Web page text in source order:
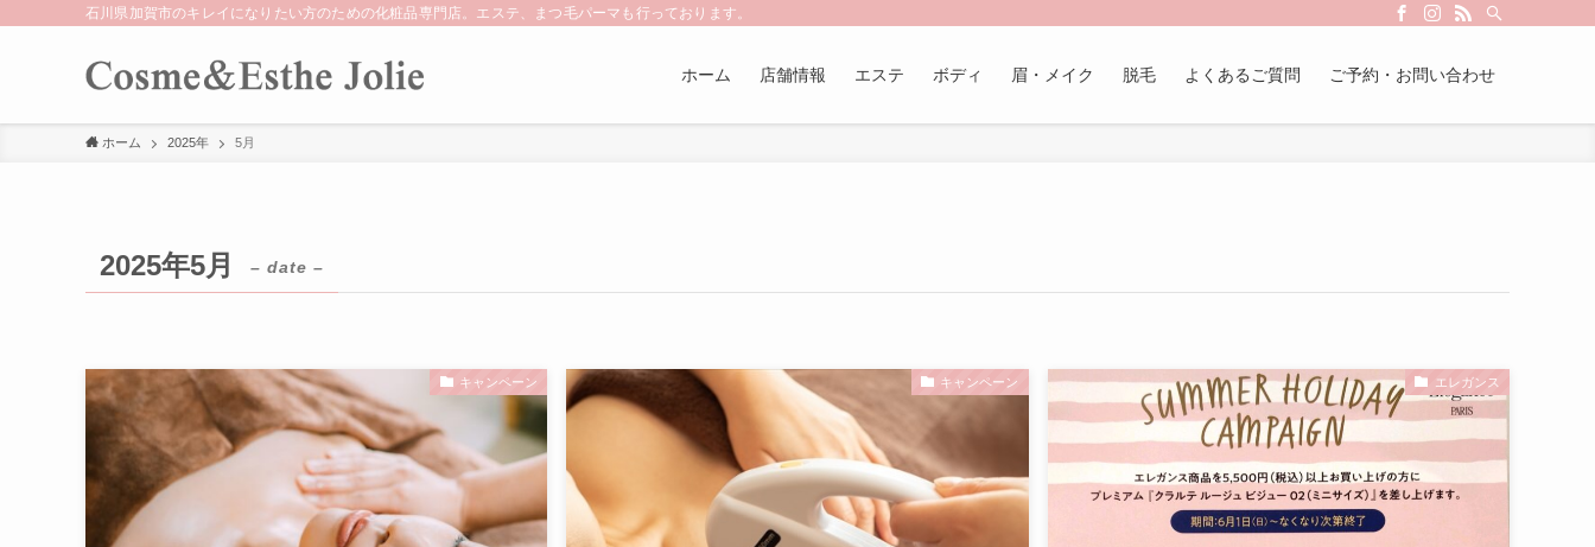
石川県加賀市のキレイになりたい方のための化粧品専門店。エステ、まつ毛パーマも行っております。
ホーム 店舗情報 エステ ボディ 眉・メイク 脱毛 よくあるご質問 ご予約・お問い合わせ
ホーム 2025年 5月
2025年5月 – date –
キャンペーン キャンペーン エレガンス